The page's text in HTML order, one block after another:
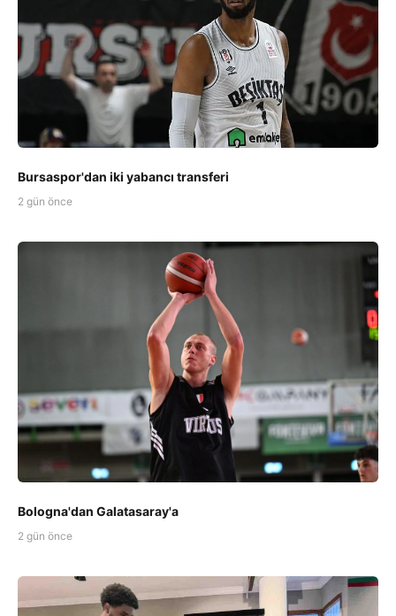
Bursaspor'dan iki yabancı transferi
2 gün önce
Bologna'dan Galatasaray'a
2 gün önce